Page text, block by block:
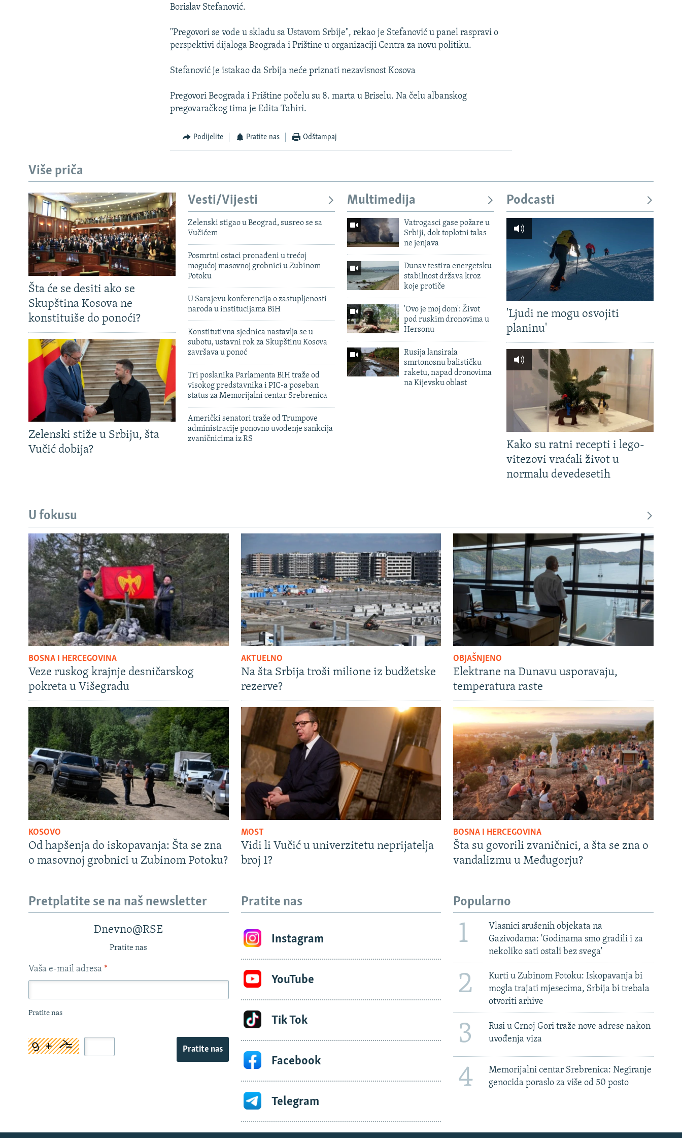
TRI DECENIJE OD RATA U BIH
SVE KARTE DEJTONA
NASTANAK I RASPAD JUGOSLAVIJE
Borislav Stefanović.
"Pregovori se vode u skladu sa Ustavom Srbije", rekao je Stefanović u panel raspravi o
perspektivi dijaloga Beograda i Prištine u organizaciji Centra za novu politiku.
Stefanović je istakao da Srbija neće priznati nezavisnost Kosova
Pregovori Beograda i Prištine počelu su 8. marta u Briselu. Na čelu albanskog
pregovaračkog tima je Edita Tahiri.
Podijelite Pratite nas Odštampaj
Više priča
Šta će se desiti ako se
Skupština Kosova ne
konstituiše do ponoći?
Zelenski stiže u Srbiju, šta
Vučić dobija?
Vesti/Vijesti
Zelenski stigao u Beograd, susreo se sa
Vučićem
Posmrtni ostaci pronađeni u trećoj
mogućoj masovnoj grobnici u Zubinom
Potoku
U Sarajevu konferencija o zastupljenosti
naroda u institucijama BiH
Konstitutivna sjednica nastavlja se u
subotu, ustavni rok za Skupštinu Kosova
završava u ponoć
Tri poslanika Parlamenta BiH traže od
visokog predstavnika i PIC-a poseban
status za Memorijalni centar Srebrenica
Američki senatori traže od Trumpove
administracije ponovno uvođenje sankcija
zvaničnicima iz RS
Multimedija
Vatrogasci gase požare u
Srbiji, dok toplotni talas
ne jenjava
Dunav testira energetsku
stabilnost država kroz
koje protiče
'Ovo je moj dom': Život
pod ruskim dronovima u
Hersonu
Rusija lansirala
smrtonosnu balističku
raketu, napad dronovima
na Kijevsku oblast
Podcasti
'Ljudi ne mogu osvojiti
planinu'
Kako su ratni recepti i lego-
vitezovi vraćali život u
normalu devedesetih
U fokusu
BOSNA I HERCEGOVINA
Veze ruskog krajnje desničarskog
pokreta u Višegradu
AKTUELNO
Na šta Srbija troši milione iz budžetske
rezerve?
OBJAŠNJENO
Elektrane na Dunavu usporavaju,
temperatura raste
KOSOVO
Od hapšenja do iskopavanja: Šta se zna
o masovnoj grobnici u Zubinom Potoku?
MOST
Vidi li Vučić u univerzitetu neprijatelja
broj 1?
BOSNA I HERCEGOVINA
Šta su govorili zvaničnici, a šta se zna o
vandalizmu u Međugorju?
Pretplatite se na naš newsletter
Dnevno@RSE
Pratite nas
Vaša e-mail adresa *
Pratite nas
Pratite nas
Pratite nas
Instagram
YouTube
Tik Tok
Facebook
Telegram
Popularno
1
Vlasnici srušenih objekata na
Gazivodama: 'Godinama smo gradili i za
nekoliko sati ostali bez svega'
2
Kurti u Zubinom Potoku: Iskopavanja bi
mogla trajati mjesecima, Srbija bi trebala
otvoriti arhive
3
Rusi u Crnoj Gori traže nove adrese nakon
uvođenja viza
4
Memorijalni centar Srebrenica: Negiranje
genocida poraslo za više od 50 posto